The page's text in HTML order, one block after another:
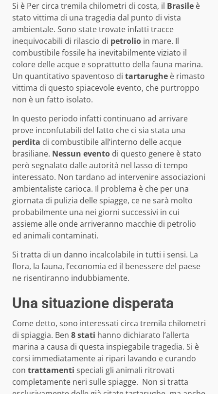
Si è Per circa tremila chilometri di costa, il Brasile è
stato vittima di una tragedia dal punto di vista
ambientale. Sono state trovate infatti tracce
inequivocabili di rilascio di petrolio in mare. Il
combustibile fossile ha inevitabilmente viziato il
colore delle acque e soprattutto della fauna marina.
Un quantitativo spaventoso di tartarughe è rimasto
vittima di questo spiacevole evento, che purtroppo
non è un fatto isolato.
In questo periodo infatti continuano ad arrivare
prove inconfutabili del fatto che ci sia stata una
perdita di combustibile all’interno delle acque
brasiliane. Nessun evento di questo genere è stato
però segnalato dalle autorità nel lasso di tempo
interessato. Non tardano ad intervenire associazioni
ambientaliste carioca. Il problema è che per una
giornata di pulizia delle spiagge, ce ne sarà molto
probabilmente una nei giorni successivi in cui
assieme alle onde arriveranno macchie di petrolio
ed animali contaminati.
Si tratta di un danno incalcolabile in tutti i sensi. La
flora, la fauna, l’economia ed il benessere del paese
ne risentiranno indubbiamente.
Una situazione disperata
Come detto, sono interessati circa tremila chilometri
di spiaggia. Ben 8 stati hanno dichiarato l’allerta
marina a causa di questa inspiegabile tragedia. Si è
corsi immediatamente ai ripari lavando e curando
con trattamenti speciali gli animali ritrovati
completamente neri sulle spiagge. Non si tratta